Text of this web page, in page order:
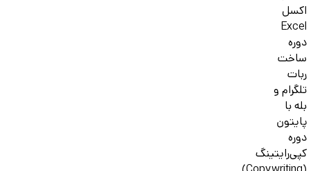
اکسل
Excel
دوره
ساخت
ربات
تلگرام و
بله با
پایتون
دوره
کپی‌رایتینگ